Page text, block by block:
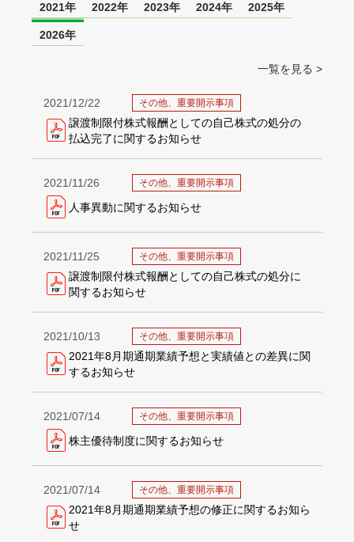
2021年 2022年 2023年 2024年 2025年
2026年
一覧を見る >
2021/12/22 その他、重要開示事項
譲渡制限付株式報酬としての自己株式の処分の
払込完了に関するお知らせ
2021/11/26 その他、重要開示事項
人事異動に関するお知らせ
2021/11/25 その他、重要開示事項
譲渡制限付株式報酬としての自己株式の処分に
関するお知らせ
2021/10/13 その他、重要開示事項
2021年8月期通期業績予想と実績値との差異に関
するお知らせ
2021/07/14 その他、重要開示事項
株主優待制度に関するお知らせ
2021/07/14 その他、重要開示事項
2021年8月期通期業績予想の修正に関するお知ら
せ